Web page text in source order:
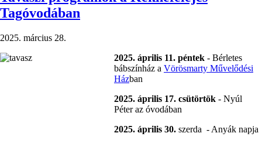
XXIX.
Néptánctalálkozója
Tagóvodában
2025. március 28.
2025. április 11. péntek - Bérletes
bábszínház a Vörösmarty Művelődési
Házban
2025. április 17. csütörtök - Nyúl
Péter az óvodában
2025. április 30. szerda - Anyák napja